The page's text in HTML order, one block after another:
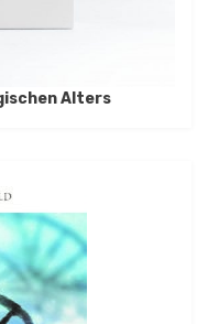
Alters